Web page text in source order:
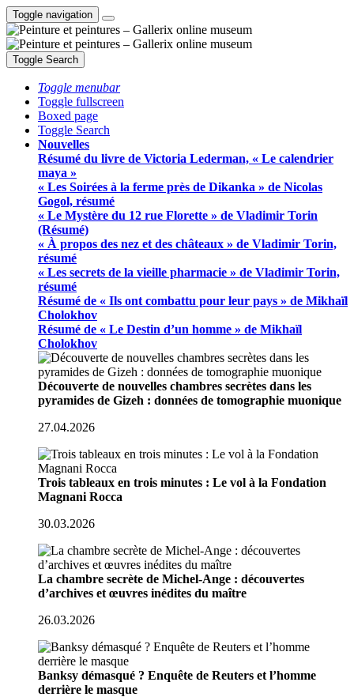
Toggle navigation
Toggle Search
Toggle menubar
Toggle fullscreen
Boxed page
Toggle Search
Nouvelles
Résumé du livre de Victoria Lederman, « Le calendrier
maya »
« Les Soirées à la ferme près de Dikanka » de Nicolas
Gogol, résumé
« Le Mystère du 12 rue Florette » de Vladimir Torin
(Résumé)
« À propos des nez et des châteaux » de Vladimir Torin,
résumé
« Les secrets de la vieille pharmacie » de Vladimir Torin,
résumé
Résumé de « Ils ont combattu pour leur pays » de Mikhaïl
Cholokhov
Résumé de « Le Destin d’un homme » de Mikhaïl
Cholokhov
Découverte de nouvelles chambres secrètes dans les
pyramides de Gizeh : données de tomographie muonique
27.04.2026
Trois tableaux en trois minutes : Le vol à la Fondation
Magnani Rocca
30.03.2026
La chambre secrète de Michel-Ange : découvertes
d’archives et œuvres inédites du maître
26.03.2026
Banksy démasqué ? Enquête de Reuters et l’homme
derrière le masque